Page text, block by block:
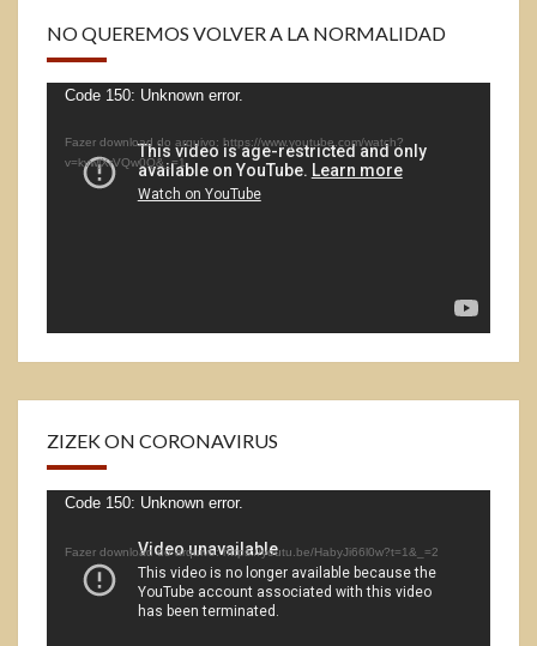
NO QUEREMOS VOLVER A LA NORMALIDAD
Tocador
vídeo
Code 150: Unknown error.
Fazer download do arquivo: https://www.youtube.com/watch?
v=kvwjXrVQw0Q&_=1
ZIZEK ON CORONAVIRUS
Tocador
vídeo
Code 150: Unknown error.
Fazer download do arquivo: https://youtu.be/HabyJi66l0w?t=1&_=2